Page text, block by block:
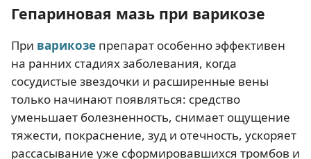
Гепариновая мазь при варикозе
При варикозе препарат особенно эффективен
на ранних стадиях заболевания, когда
сосудистые звездочки и расширенные вены
только начинают появляться: средство
уменьшает болезненность, снимает ощущение
тяжести, покраснение, зуд и отечность, ускоряет
рассасывание уже сформировавшихся тромбов и